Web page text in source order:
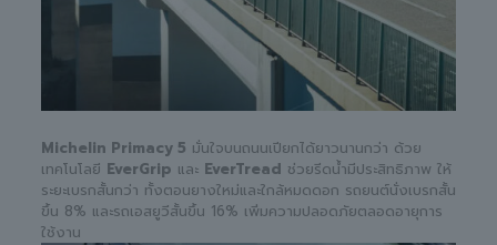
Michelin Primacy 5 มั่นใจบนถนนเปียกได้ยาวนานกว่า ด้วย
เทคโนโลยี EverGrip และ EverTread ช่วยรีดน้ำมีประสิทธิภาพ ให้
ระยะเบรกสั้นกว่า ทั้งตอนยางใหม่และใกล้หมดดอก รถยนต์นั่งเบรกสั้น
ขึ้น 8% และรถเอสยูวีสั้นขึ้น 16% เพิ่มความปลอดภัยตลอดอายุการ
ใช้งาน